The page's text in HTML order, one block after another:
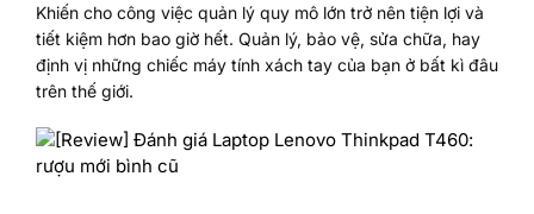
Khiến cho công việc quản lý quy mô lớn trở nên tiện lợi và
tiết kiệm hơn bao giờ hết. Quản lý, bảo vệ, sửa chữa, hay
định vị những chiếc máy tính xách tay của bạn ở bất kì đâu
trên thế giới.